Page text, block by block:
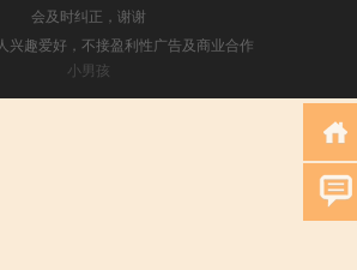
会及时纠正，谢谢
兴趣爱好，不接盈利性广告及商业合作
小男孩